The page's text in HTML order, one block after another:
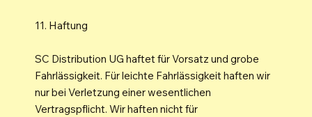
11. Haftung
SC Distribution UG haftet für Vorsatz und grobe
Fahrlässigkeit. Für leichte Fahrlässigkeit haften wir
nur bei Verletzung einer wesentlichen
Vertragspflicht. Wir haften nicht für